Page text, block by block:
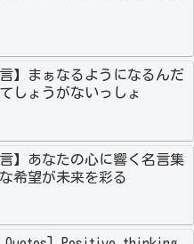
】まぁなるようになるんだ
しょうがないっしょ
】あなたの心に響く名言集
希望が未来を彩る